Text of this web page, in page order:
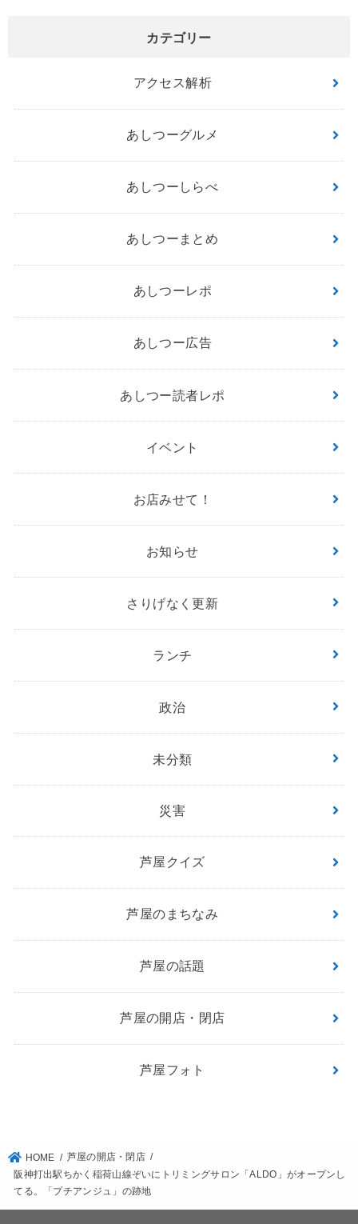
カテゴリー
アクセス解析
あしつーグルメ
あしつーしらべ
あしつーまとめ
あしつーレポ
あしつー広告
あしつー読者レポ
イベント
お店みせて！
お知らせ
さりげなく更新
ランチ
政治
未分類
災害
芦屋クイズ
芦屋のまちなみ
芦屋の話題
芦屋の開店・閉店
芦屋フォト
HOME
芦屋の開店・閉店
阪神打出駅ちかく稲荷山線ぞいにトリミングサロン「ALDO」がオープンし
てる。「プチアンジュ」の跡地